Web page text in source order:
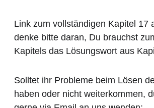
Link zum vollständigen Kapitel 17
denke bitte daran, Du brauchst
Kapitels das Lösungswort aus
Solltet ihr Probleme beim Lösen
haben oder nicht weiterkommen,